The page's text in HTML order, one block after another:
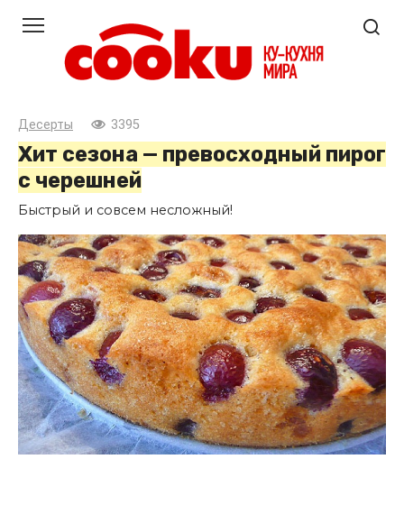
контенту
Десерты 3395
Хит сезона — превосходный пирог
с черешней
Быстрый и совсем несложный!